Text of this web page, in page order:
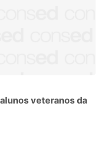
veteranos da